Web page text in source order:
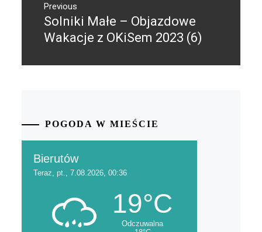
wpisuPrevious
Previous
post:
Solniki Małe – Objazdowe
Wakacje z OKiSem 2023 (6)
POGODA W MIEŚCIE